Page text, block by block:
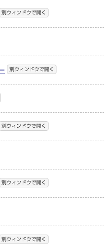
別ウィンドウで開く
別ウィンドウで開く
別ウィンドウで開く
別ウィンドウで開く
別ウィンドウで開く